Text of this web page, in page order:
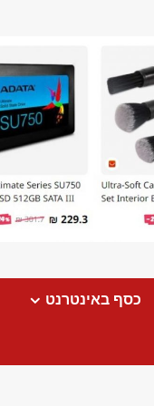
כסף באינטרנט